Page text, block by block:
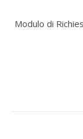
Modulo di